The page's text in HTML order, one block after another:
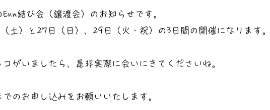
Enn結び会（譲渡会）のお知らせです。
土）と27日（日）、29日（火・祝）の3日間の開催になります。
コがいましたら、是非実際に会いにきてくださいね。
のお申し込みをお願いいたします。